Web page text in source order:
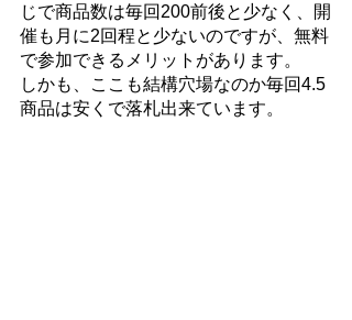
じで商品数は毎回200前後と少なく、開
催も月に2回程と少ないのですが、無料
で参加できるメリットがあります。
しかも、ここも結構穴場なのか毎回4.5
商品は安くで落札出来ています。